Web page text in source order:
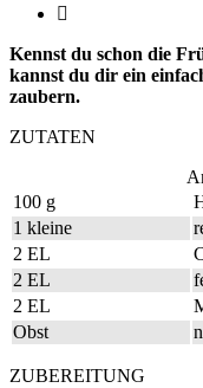
Kennst du schon die
kannst du dir ein
zaubern.
ZUTATEN
100 g
1 kleine
2 EL
2 EL
2 EL
Obst
ZUBEREITUNG